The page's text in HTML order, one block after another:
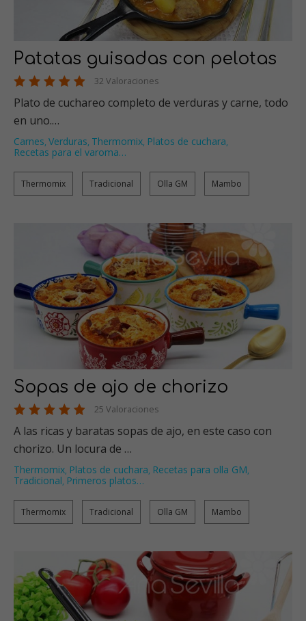
Patatas guisadas con pelotas
32 Valoraciones
Plato de cuchareo completo de verduras y carne, todo
en uno.…
Carnes, Verduras, Thermomix, Platos de cuchara,
Recetas para el varoma…
Thermomix Tradicional Olla GM Mambo
Sopas de ajo de chorizo
25 Valoraciones
A las ricas y baratas sopas de ajo, en este caso con
chorizo. Un locura de …
Thermomix, Platos de cuchara, Recetas para olla GM,
Tradicional, Primeros platos…
Thermomix Tradicional Olla GM Mambo